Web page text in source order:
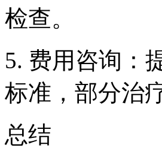
检查。
5. 费用咨询：
标准，部分治
总结